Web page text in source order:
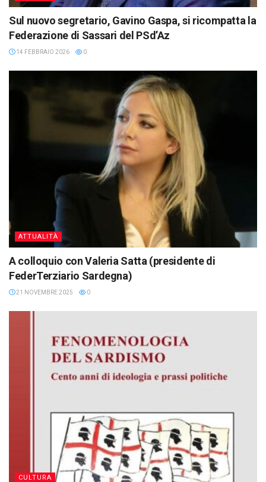
Sul nuovo segretario, Gavino Gaspa, si ricompatta la
Federazione di Sassari del PSd’Az
14 FEBBRAIO 2026 0
ATTUALITÀ
A colloquio con Valeria Satta (presidente di
FederTerziario Sardegna)
21 NOVEMBRE 2025 0
CULTURA